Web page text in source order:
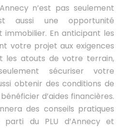
n’est pas seulement
aussi une opportunité
immobilier. En anticipant les
votre projet aux exigences
les atouts de votre terrain,
sécuriser votre
obtenir des conditions de
d’aides financières.
des conseils pratiques
du PLU d’Annecy et